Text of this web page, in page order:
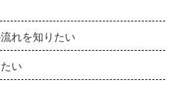
れを知りたい
い